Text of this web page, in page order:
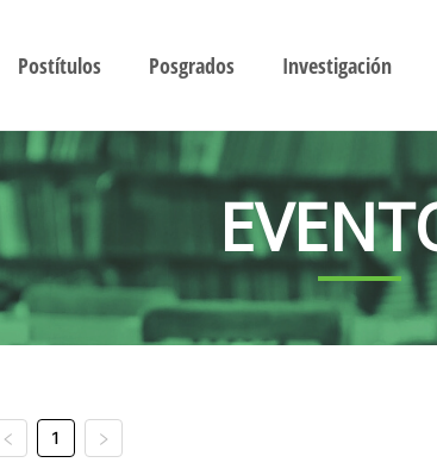
Postítulos Posgrados Investigación
1